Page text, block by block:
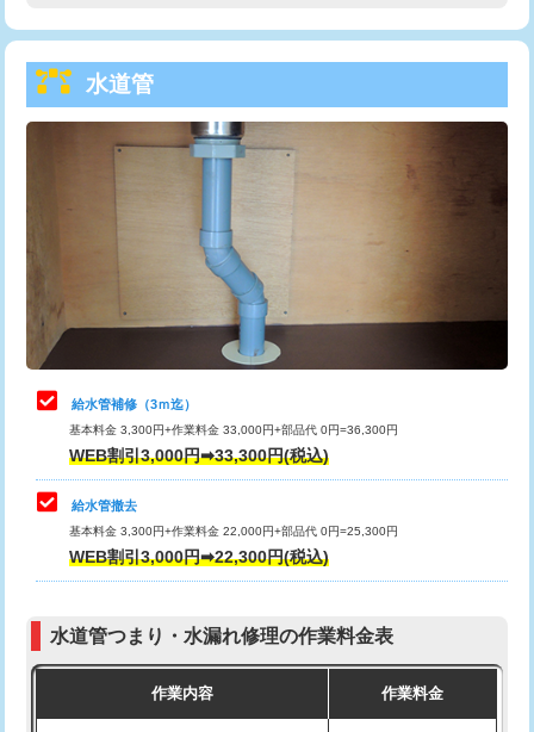
給水管工事※（ライニング鋼管・銅
管・ポリ管・HT管使用/3ｍまで)
給水管工事※（ライニング鋼管・銅
管・ポリ管・HT管使用/3ｍ超え)
排水管工事（土の掘削・埋め戻し作
11,000円~
排水管工事（排水管工事/3ｍまで） 55,000円
排水管工事（追加 排水管工事/3ｍ超
マス交換（土の掘削・埋め戻し作業）
マス交換（深さ50㎝未満）
マス交換（深さ50㎝以上）
コンクリート斫り（厚さ10㎝まで）
モルタル補修（厚さ10㎝超え） 38,500円
トーラー機使用/3mまで
追加トーラー機使用/3m超え
33,000円
8,800円
止水・漏水調査・防水処理・清掃・修
理・調整・分解・加工など（軽作業）
11,000円
止水・漏水調査・防水処理・清掃・修
理・調整・分解・加工など（中作業）
止水・漏水調査・防水処理・清掃・修
理・調整・分解・加工など（重作業）
33,000円
その他部品の脱着
交換・取付（タンク）
式）)
式・ワンホール）)
水道管
給水管補修（3ｍ迄）
基本料金 3,300円+作業料金 33,000円+部品代 0円=36,300円
WEB割引3,000円➡33,300円(税込)
給水管撤去
基本料金 3,300円+作業料金 22,000円+部品代 0円=25,300円
WEB割引3,000円➡22,300円(税込)
水道管つまり・水漏れ修理の作業料金表
作業内容 作業料金